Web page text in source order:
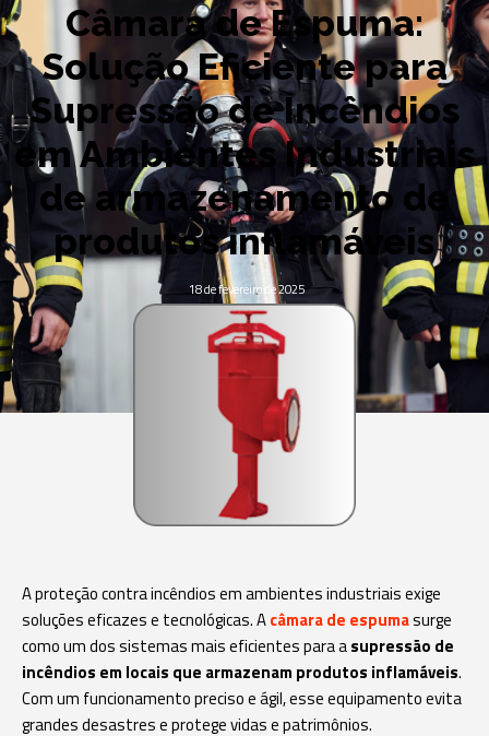
Câmara de Espuma:
Solução Eficiente para
Supressão de Incêndios
em Ambientes Industriais
de armazenamento de
produtos inflamáveis
18 de fevereiro de 2025
A proteção contra incêndios em ambientes industriais exige
soluções eficazes e tecnológicas. Acâmara de espumasurge
como um dos sistemas mais eficientes para asupressão de
incêndios em locais que armazenam produtos inflamáveis.
Com um funcionamento preciso e ágil, esse equipamento evita
grandes desastres e protege vidas e patrimônios.